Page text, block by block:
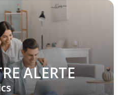
ALERTE